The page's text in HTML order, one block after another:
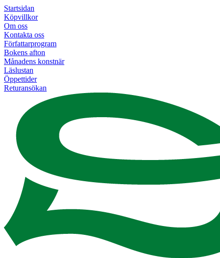
Startsidan
Köpvillkor
Om oss
Kontakta oss
Författarprogram
Bokens afton
Månadens konstnär
Läslustan
Öppettider
Returansökan